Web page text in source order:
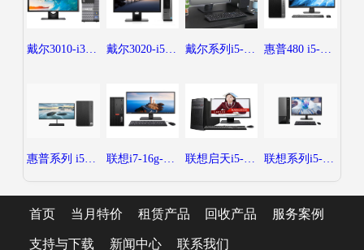
戴尔3010-i3-8g-128g-19-50元每月 戴尔3020-i5-8g-128+500-19-65元每月 戴尔系列i5-8-256-21.5-80元每月 惠普480 i5-8g-128+500-19-65元每月
惠普系列 i5-8g-256g-21.5-80元每月 联想i7-16g-512g-24-150元每月 联想启天i5-8g-256g-21.5-80每月 联想系列i5-16g-512g-24-120元每月
首页 当月特价 租赁产品 回收产品 服务案例
支持与下载 新闻中心 联系我们